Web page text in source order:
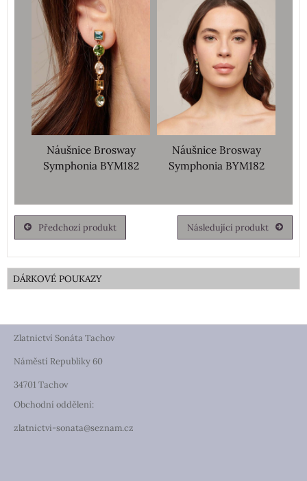
Náušnice Brosway
Symphonia BYM182
Náušnice Brosway
Symphonia BYM182
Předchozí produkt Následující produkt
DÁRKOVÉ POUKAZY
Zlatnictví Sonáta Tachov
Náměstí Republiky 60
34701 Tachov
Obchodní oddělení:
zlatnictvi-sonata@seznam.cz